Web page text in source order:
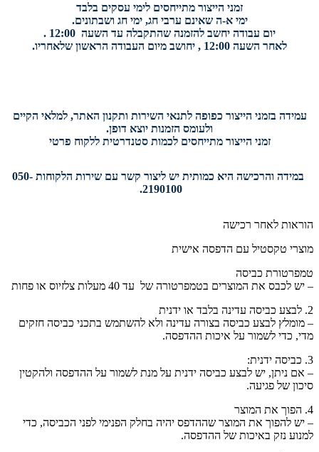
זמני הייצור מתייחסים לימי עסקים בלבד
ימי א-ה שאינם ערבי חג, ימי חג ושבתונים.
יום עבודה יחשב להזמנה שהתקבלה עד השעה 12:00 .
לאחר השעה 12:00 , יחושב מיום העבודה הראשון שלאחריו.
עמידה בזמני הייצור כפופה לתנאי השירות ותקנון האתר, למלאי הקיים
ולעומס הזמנות יוצא דופן.
זמני הייצור מתייחסים לכמות סטנדרטית ללקוח פרטי
במידה והרכישה היא כמותית יש ליצור קשר עם שירות הלקוחות 050-
2190100.
הוראות לאחר רכישה
מוצרי טקסטיל עם הדפסה אישית
טמפרטורת כביסה
– יש לכבס את המוצרים בטמפרטורה של עד 40 מעלות צלזיוס או פחות
2. לבצע כביסה עדינה בלבד או ידנית
– מומלץ לבצע כביסה בצורה עדינה ולא להשתמש בתכני כביסה חזקים
מדי, כדי לשמור על איכות ההדפסה.
3. כביסה ידנית:
– אם ניתן, יש לבצע כביסה ידנית על מנת לשמור על ההדפסה ולהקטין
סיכון של פגיעה.
4. הפוך את המוצר
– יש להפוך את המוצר שההדפס יהיה בחלק הפנימי לפני הכביסה, כדי
למנוע נזק באיכות של ההדפסה.